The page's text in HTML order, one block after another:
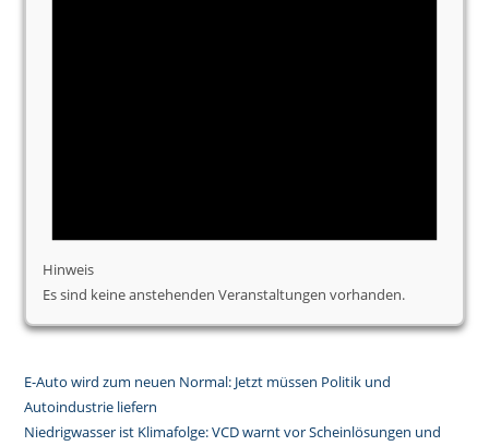
Hinweis
Es sind keine anstehenden Veranstaltungen vorhanden.
E-Auto wird zum neuen Normal: Jetzt müssen Politik und
Autoindustrie liefern
Niedrigwasser ist Klimafolge: VCD warnt vor Scheinlösungen und